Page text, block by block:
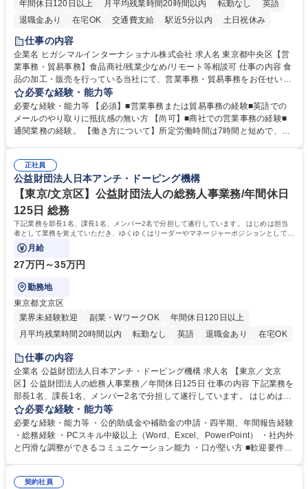
年間休日120日以上
月平均残業時間20時間以内 転勤なし
英語
退職金あり
在宅OK 交通費支給 駅近5分以内 土日祝休み
仕事の内容
企業名 ヒガシマルインターナショナル株式会社 求人名 東京都中央区【営
業事務・貿易事務】食品商社/残業少なめ/リモート等相談可 仕事の内容 食
品の加工・販売を行っている当社にて、営業事務・貿易事務をお任せいた
します。営業社員のサポートポジションとして、受発注から海外工場との
調整まで幅広く対応し、当社事業の根幹を支えていただきます。 ■受発注
業務、請求書発行 ■海外工場とのスケジュール調整 ■在庫管理 ■輸入書類
の確認・作成 ■配送手配 ■通関業者を通して行う輸出入業全般 ■倉庫との
ルプロデュースしているため、商品に関わる全ての業務をサポート頂きま
す。 募集職種 東京都中央区【営業事務・貿易事務】食品商社/残業少なめ/
リモート等相談可
必要な経験・能力等
必要な経験・能力等 【必須】■営業事務または貿易事務の経験■英語での
メールのやり取りに抵抗感の無い方 【尚可】■商社での営業事務の経験■
通関業務の経験。 【働き方について】所定労働時間は7時間と短めで、残
の強み】1991年の設立以来、外食産業を中心としたお客様の多様なニー
ズに沿った冷凍水産物等の生産・輸入・販売を一貫して手掛けています。
自社工場と海外拠点の強固な連携によるワンストップサービスが最大の強
みです。 学歴・資格 学歴：大学院 大学 語学力：英語 資格：
正社員
公益財団法人日本アンチ・ドーピング機構
【東京/文京区】公益財団法人の総務人事業務/年間休日
125日 総務
下記業務を部長1名、課長1名、メンバー2名で分担して遂行しています。 はじめは担当
者として業務を覚えていただき、ゆくゆくはリーダーやマネージャーポジションとして活
躍いただくことを期待しています。
月給
27万円～35万円
勤務地
東京都文京区
業界未経験歓迎
副業・WワークOK
年間休日120日以上
月平均残業時間20時間以内
転勤なし 英語 退職金あり
在宅OK
賞与あり
育休あり
食事補助あり
仕事の内容
企業名 公益財団法人日本アンチ・ドーピング機構 求人名 【東京／文京
区】公益財団法人の総務人事業務／年間休日125日 仕事の内容 下記業務を
部長1名、課長1名、メンバー2名で分担して遂行しています。 はじめは担
当者として業務を覚えていただき、ゆくゆくはリーダーやマネージャーポ
ジションとして活躍いただくことを期待しています。 【総務・人事グルー
プの業務内容】 ・人事制度関連 ・採用活動 ・教育研修の企画、実行 ・勤
怠管理 ・官公庁への各種提出 ・法定の会議運営（評議員会、理事会） ・
管理 ・福利厚生関連 ・職員からの問合せ、相談対応 ・その他日常の総務
必要な経験・能力等
必要な経験・能力等 ・公的助成金や補助金の申請・四半期、年間報告経験
・総務経験 ・PCスキル中級以上（Word、Excel、PowerPoint） ・社内外
と円滑な調整ができるコミュニケーション能力 ・口が堅い方 ■歓迎要件
契約社員